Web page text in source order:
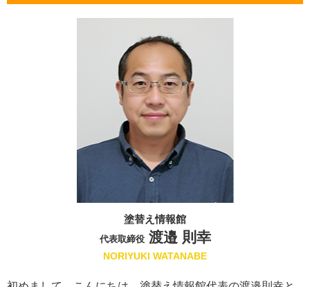
塗替え情報館
代表取締役渡邉 則幸
NORIYUKI WATANABE